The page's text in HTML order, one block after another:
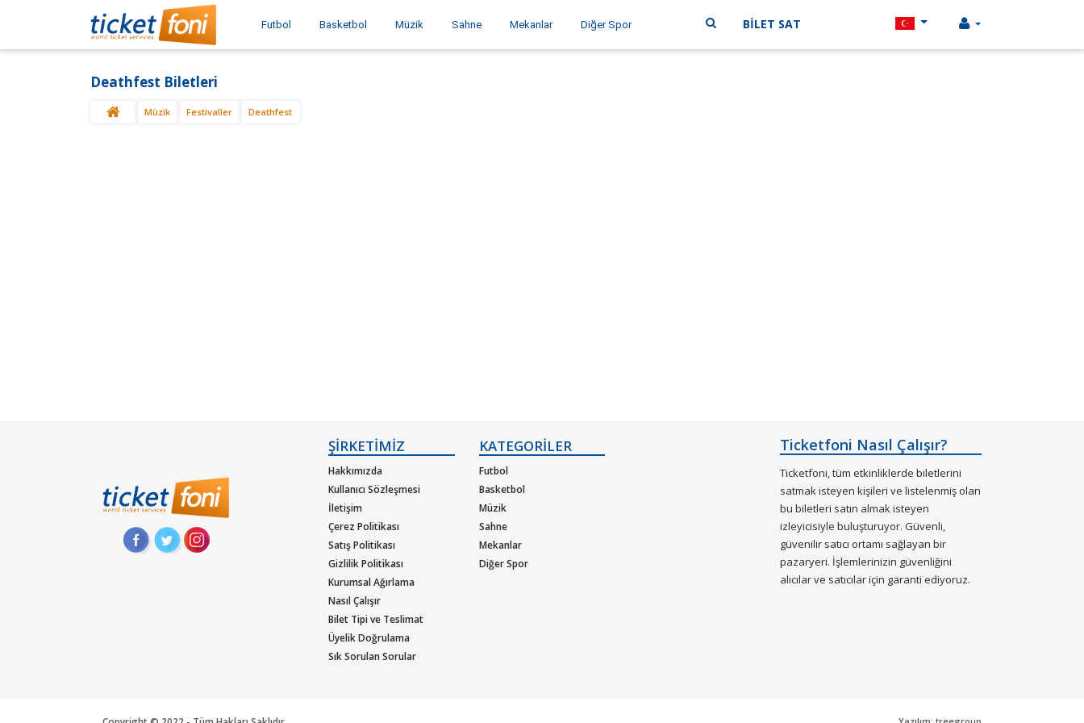
Futbol Basketbol Müzik Sahne Mekanlar Diğer Spor BİLET SAT
Deathfest Biletleri
Müzik Festivaller Deathfest
ŞİRKETİMİZ
Hakkımızda
Kullanıcı Sözleşmesi
İletişim
Çerez Politikası
Satış Politikası
Gizlilik Politikası
Kurumsal Ağırlama
Nasıl Çalışır
Bilet Tipi ve Teslimat
Üyelik Doğrulama
Sık Sorulan Sorular
KATEGORİLER
Futbol
Basketbol
Müzik
Sahne
Mekanlar
Diğer Spor
Ticketfoni Nasıl Çalışır?
Ticketfoni, tüm etkinliklerde biletlerini
satmak isteyen kişileri ve listelenmiş olan
bu biletleri satın almak isteyen
izleyicisiyle buluşturuyor. Güvenli,
güvenilir satıcı ortamı sağlayan bir
pazaryeri. İşlemlerinizin güvenliğini
alıcılar ve satıcılar için garanti ediyoruz.